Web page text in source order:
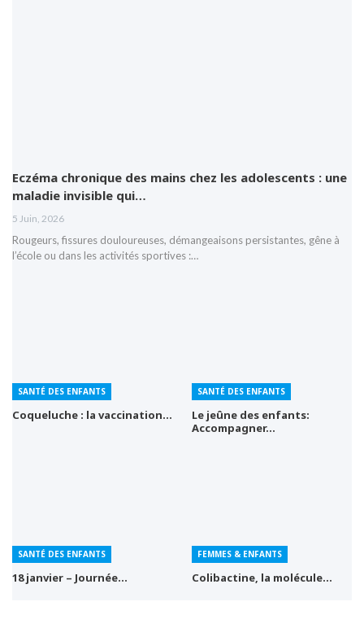
Eczéma chronique des mains chez les adolescents : une
maladie invisible qui…
5 Juin, 2026
Rougeurs, fissures douloureuses, démangeaisons persistantes, gêne à
l’école ou dans les activités sportives :…
SANTÉ DES ENFANTS
Coqueluche : la vaccination…
SANTÉ DES ENFANTS
Le jeûne des enfants:
Accompagner…
SANTÉ DES ENFANTS
18 janvier – Journée…
FEMMES & ENFANTS
Colibactine, la molécule…